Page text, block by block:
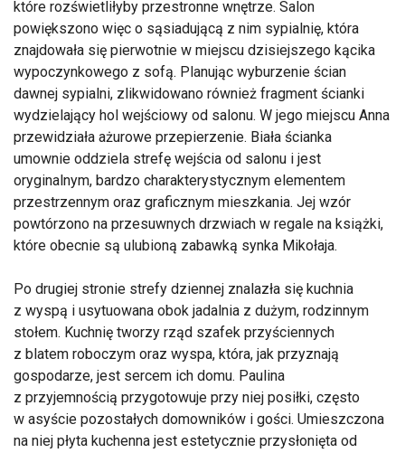
które rozświetliłyby przestronne wnętrze. Salon
powiększono więc o sąsiadującą z nim sypialnię, która
znajdowała się pierwotnie w miejscu dzisiejszego kącika
wypoczynkowego z sofą. Planując wyburzenie ścian
dawnej sypialni, zlikwidowano również fragment ścianki
wydzielający hol wejściowy od salonu. W jego miejscu Anna
przewidziała ażurowe przepierzenie. Biała ścianka
umownie oddziela strefę wejścia od salonu i jest
oryginalnym, bardzo charakterystycznym elementem
przestrzennym oraz graficznym mieszkania. Jej wzór
powtórzono na przesuwnych drzwiach w regale na książki,
które obecnie są ulubioną zabawką synka Mikołaja.
Po drugiej stronie strefy dziennej znalazła się kuchnia
z wyspą i usytuowana obok jadalnia z dużym, rodzinnym
stołem. Kuchnię tworzy rząd szafek przyściennych
z blatem roboczym oraz wyspa, która, jak przyznają
gospodarze, jest sercem ich domu. Paulina
z przyjemnością przygotowuje przy niej posiłki, często
w asyście pozostałych domowników i gości. Umieszczona
na niej płyta kuchenna jest estetycznie przysłonięta od